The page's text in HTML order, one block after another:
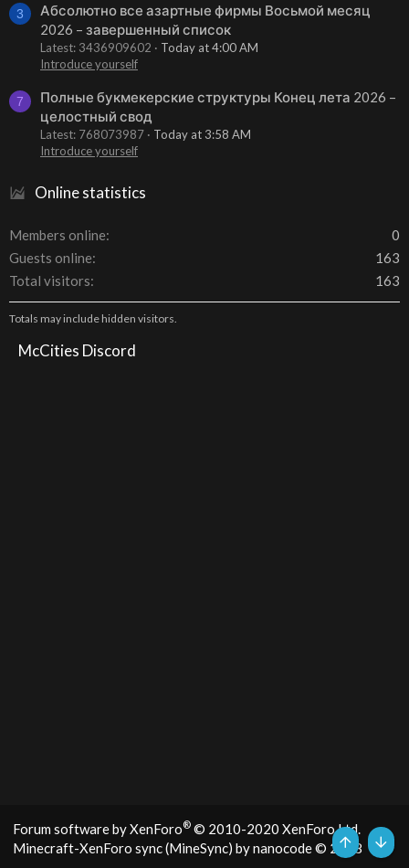
3
Абсолютно все азартные фирмы Восьмой месяц
2026 – завершенный список
Latest: 3436909602
Today at 4:00 AM
Introduce yourself
7
Полные букмекерские структуры Конец лета 2026 –
целостный свод
Latest: 768073987
Today at 3:58 AM
Introduce yourself
Online statistics
Members online
0
Guests online
163
Total visitors
163
Totals may include hidden visitors.
McCities Discord
Forum software by XenForo® © 2010-2020 XenForo Ltd.
Minecraft-XenForo sync (MineSync) by nanocode© 2018
Top